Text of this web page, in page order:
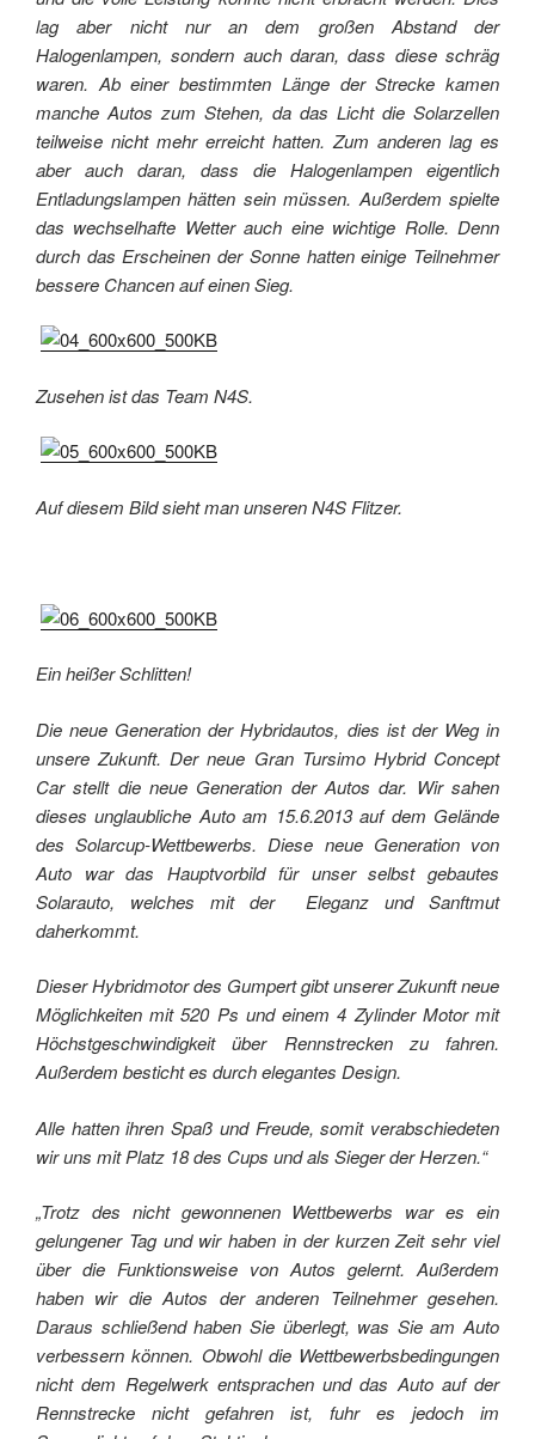
lag aber nicht nur an dem großen Abstand der
Halogenlampen, sondern auch daran, dass diese schräg
waren. Ab einer bestimmten Länge der Strecke kamen
manche Autos zum Stehen, da das Licht die Solarzellen
teilweise nicht mehr erreicht hatten. Zum anderen lag es
aber auch daran, dass die Halogenlampen eigentlich
Entladungslampen hätten sein müssen. Außerdem spielte
das wechselhafte Wetter auch eine wichtige Rolle. Denn
durch das Erscheinen der Sonne hatten einige Teilnehmer
bessere Chancen auf einen Sieg.
Zusehen ist das Team N4S.
Auf diesem Bild sieht man unseren N4S Flitzer.
Ein heißer Schlitten!
Die neue Generation der Hybridautos, dies ist der Weg in
unsere Zukunft. Der neue Gran Tursimo Hybrid Concept
Car stellt die neue Generation der Autos dar. Wir sahen
dieses unglaubliche Auto am 15.6.2013 auf dem Gelände
des Solarcup-Wettbewerbs. Diese neue Generation von
Auto war das Hauptvorbild für unser selbst gebautes
Solarauto, welches mit der Eleganz und Sanftmut
daherkommt.
Dieser Hybridmotor des Gumpert gibt unserer Zukunft neue
Möglichkeiten mit 520 Ps und einem 4 Zylinder Motor mit
Höchstgeschwindigkeit über Rennstrecken zu fahren.
Außerdem besticht es durch elegantes Design.
Alle hatten ihren Spaß und Freude, somit verabschiedeten
wir uns mit Platz 18 des Cups und als Sieger der Herzen.“
„Trotz des nicht gewonnenen Wettbewerbs war es ein
gelungener Tag und wir haben in der kurzen Zeit sehr viel
über die Funktionsweise von Autos gelernt. Außerdem
haben wir die Autos der anderen Teilnehmer gesehen.
Daraus schließend haben Sie überlegt, was Sie am Auto
verbessern können. Obwohl die Wettbewerbsbedingungen
nicht dem Regelwerk entsprachen und das Auto auf der
Rennstrecke nicht gefahren ist, fuhr es jedoch im